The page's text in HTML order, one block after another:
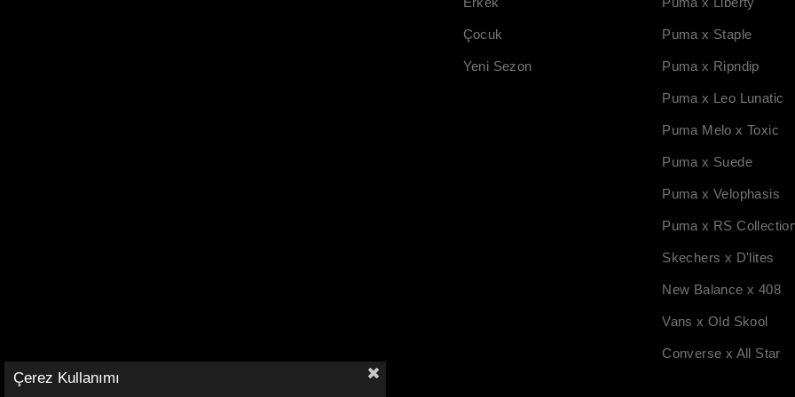
Çocuk
Yeni Sezon
Puma x Staple
Puma x Ripndip
Puma x Leo Lunatic
Puma Melo x Toxic
Puma x Suede
Puma x Velophasis
Puma x RS
Skechers x D'lites
New Balance x 408
Vans x Old Skool
Converse x All Star
Çerez Kullanımı